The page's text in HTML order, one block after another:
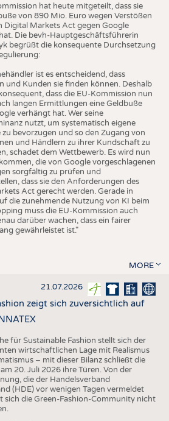
hat heute mitgeteilt, dass sie
von 890 Mio. Euro wegen Verstößen
Digital Markets Act gegen Google
Die bevh-Hauptgeschäftsführerin
begrüßt die konsequente Durchsetzung
ist es entscheidend, dass
und Kunden sie finden können. Deshalb
dass die EU-Kommission nun
langen Ermittlungen eine Geldbuße
verhängt hat. Wer seine
nutzt, um systematisch eigene
bevorzugen und so den Zugang von
und Händlern zu ihrer Kundschaft zu
schadet dem Wettbewerb. Es wird nun
die von Google vorgeschlagenen
sorgfältig zu prüfen und
dass sie den Anforderungen des
Act gerecht werden. Gerade in
die zunehmende Nutzung von KI beim
muss die EU-Kommission auch
darüber wachen, dass ein fairer
gewährleistet ist."
MORE
21.07.2026
zeigt sich zuversichtlich auf
für Sustainable Fashion stellt sich der
wirtschaftlichen Lage mit Realismus
– mit dieser Bilanz schließt die
20. Juli 2026 ihre Türen. Von der
die der Handelsverband
(HDE) vor wenigen Tagen vermeldet
sich die Green-Fashion-Community nicht